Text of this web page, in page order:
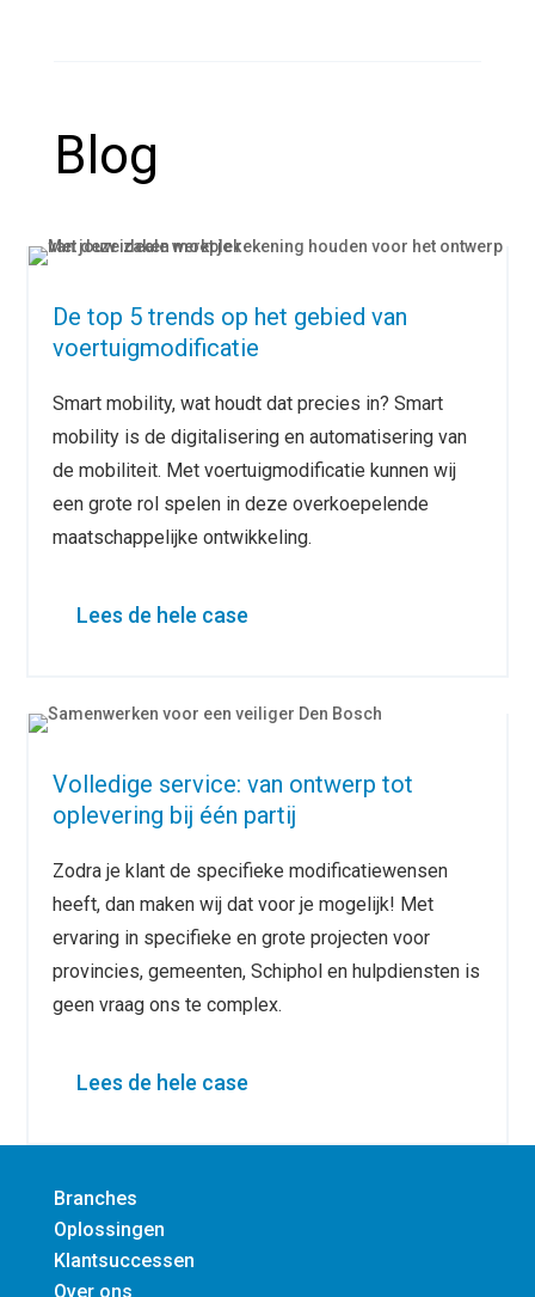
Blog
De top 5 trends op het gebied van
voertuigmodificatie
Smart mobility, wat houdt dat precies in? Smart
mobility is de digitalisering en automatisering van
de mobiliteit. Met voertuigmodificatie kunnen wij
een grote rol spelen in deze overkoepelende
maatschappelijke ontwikkeling.
Lees de hele case
Volledige service: van ontwerp tot
oplevering bij één partij
Zodra je klant de specifieke modificatiewensen
heeft, dan maken wij dat voor je mogelijk! Met
ervaring in specifieke en grote projecten voor
provincies, gemeenten, Schiphol en hulpdiensten is
geen vraag ons te complex.
Lees de hele case
Branches
Oplossingen
Klantsuccessen
Over ons